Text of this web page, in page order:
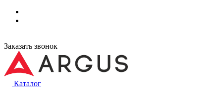
Заказать звонок
Каталог